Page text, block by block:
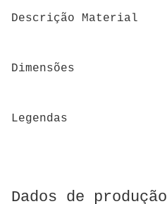
Descrição Material
Dimensões
Legendas
Dados de produção